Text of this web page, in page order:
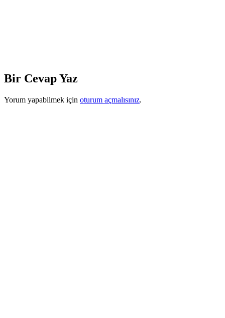
Bir Cevap Yaz
Yorum yapabilmek için oturum açmalısınız.